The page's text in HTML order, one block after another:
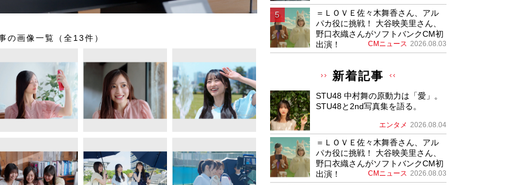
の画像一覧（全13件）
＝ＬＯＶＥ佐々木舞香さん、アル
パカ役に挑戦！ 大谷映美里さん、
野口衣織さんがソフトバンクCM初
出演！
CMニュース 2026.08.03
新着記事
STU48 中村舞の原動力は「愛」。
STU48と2nd写真集を語る。
エンタメ 2026.08.04
＝ＬＯＶＥ佐々木舞香さん、アル
パカ役に挑戦！ 大谷映美里さん、
野口衣織さんがソフトバンクCM初
出演！
CMニュース 2026.08.03